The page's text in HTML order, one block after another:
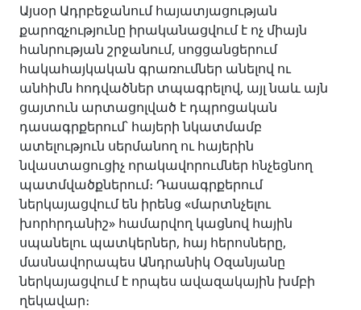
Այսօր Ադրբեջանում հայատյացության
քարոզչությունը իրականացվում է ոչ միայն
հանրության շրջանում, սոցցանցերում
հակահայկական գրառումներ անելով ու
անհիմն հոդվածներ տպագրելով, այլ նաև այն
ցայտուն արտացոլված է դպրոցական
դասագրքերում՝ հայերի նկատմամբ
ատելություն սերմանող ու հայերին
նվաստացուցիչ որակավորումներ հնչեցնող
պատմվածքներում։ Դասագրքերում
ներկայացվում են իրենց «մարտնչելու
խորհրդանիշ» համարվող կացնով հային
սպանելու պատկերներ, հայ հերոսները,
մասնավորապես Անդրանիկ Օզանյանը
ներկայացվում է որպես ավազակային խմբի
ղեկավար։